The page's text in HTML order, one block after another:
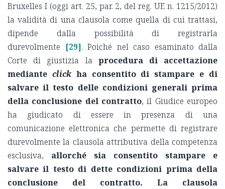
Bruxelles I (oggi art. 25, par. 2, del reg. UE n. 1215/2012)
la validità di una clausola come quella di cui trattasi,
dipende dalla possibilità di registrarla
durevolmente [29]. Poiché nel caso esaminato dalla
Corte di giustizia la procedura di accettazione
mediante clickha consentito di stampare e di
salvare il testo delle condizioni generali prima
della conclusione del contratto, il Giudice europeo
ha giudicato di essere in presenza di una
comunicazione elettronica che permette di registrare
durevolmente la clausola attributiva della competenza
esclusiva, allorché sia consentito stampare e
salvare il testo di dette condizioni prima della
conclusione del contratto.
La clausola